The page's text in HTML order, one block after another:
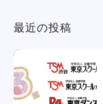
最近の投稿